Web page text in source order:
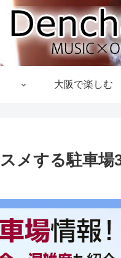
大阪で楽しむ
メする駐車